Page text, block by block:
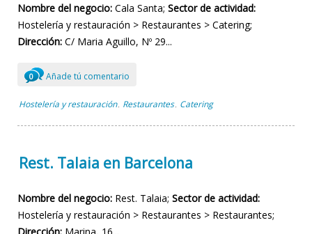
Nombre del negocio: Cala Santa; Sector de actividad:
Hostelería y restauración > Restaurantes > Catering;
Dirección: C/ Maria Aguillo, Nº 29...
0 Añade tú comentario
Hostelería y restauración , Restaurantes , Catering
Rest. Talaia en Barcelona
Nombre del negocio: Rest. Talaia; Sector de actividad:
Hostelería y restauración > Restaurantes > Restaurantes;